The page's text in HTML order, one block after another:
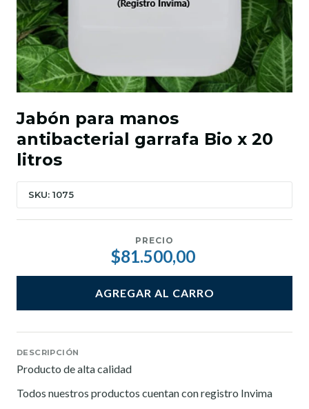
Jabón para manos
antibacterial garrafa Bio x 20
litros
SKU: 1075
PRECIO
$81.500,00
AGREGAR AL CARRO
DESCRIPCIÓN
Producto de alta calidad
Todos nuestros productos cuentan con registro Invima